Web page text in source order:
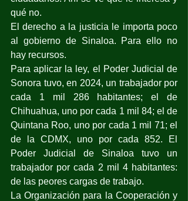
qué no.
El derecho a la justicia le importa poco
al gobierno de Sinaloa. Para ello no
hay recursos.
Para aplicar la ley, el Poder Judicial de
Sonora tuvo, en 2024, un trabajador por
cada 1 mil 286 habitantes; el de
Chihuahua, uno por cada 1 mil 84; el de
Quintana Roo, uno por cada 1 mil 71; el
de la CDMX, uno por cada 852. El
Poder Judicial de Sinaloa tuvo un
trabajador por cada 2 mil 4 habitantes:
de las peores cargas de trabajo.
La Organización para la Cooperación y